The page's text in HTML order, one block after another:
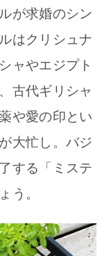
が求婚のシン
はクリシュナ
ャやエジプト
古代ギリシャ
や愛の印とい
大忙し。バジ
する「ミステ
う。